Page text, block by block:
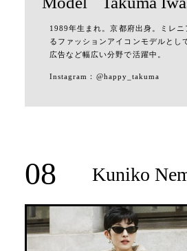
1989年生まれ。京都府出身。ミレ
るファッションアイコンモデルとし
広告など幅広い分野で活躍中。
Instagram： @happy_takuma
08 Kuniko